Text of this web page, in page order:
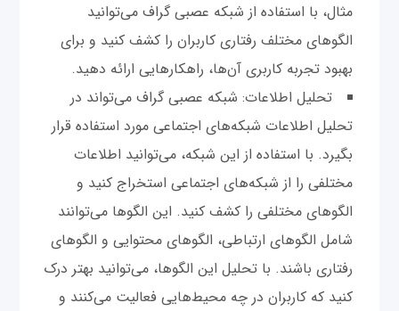
مثال، با استفاده از شبکه عصبی گراف می‌توانید
الگوهای مختلف رفتاری کاربران را کشف کنید و برای
بهبود تجربه کاربری آن‌ها، راهکارهایی ارائه دهید.
تحلیل اطلاعات: شبکه عصبی گراف می‌تواند در
تحلیل اطلاعات شبکه‌های اجتماعی مورد استفاده قرار
بگیرد. با استفاده از این شبکه، می‌توانید اطلاعات
مختلفی را از شبکه‌های اجتماعی استخراج کنید و
الگوهای مختلفی را کشف کنید. این الگوها می‌توانند
شامل الگوهای ارتباطی، الگوهای محتوایی و الگوهای
رفتاری باشند. با تحلیل این الگوها، می‌توانید بهتر درک
کنید که کاربران در چه محیط‌هایی فعالیت می‌کنند و